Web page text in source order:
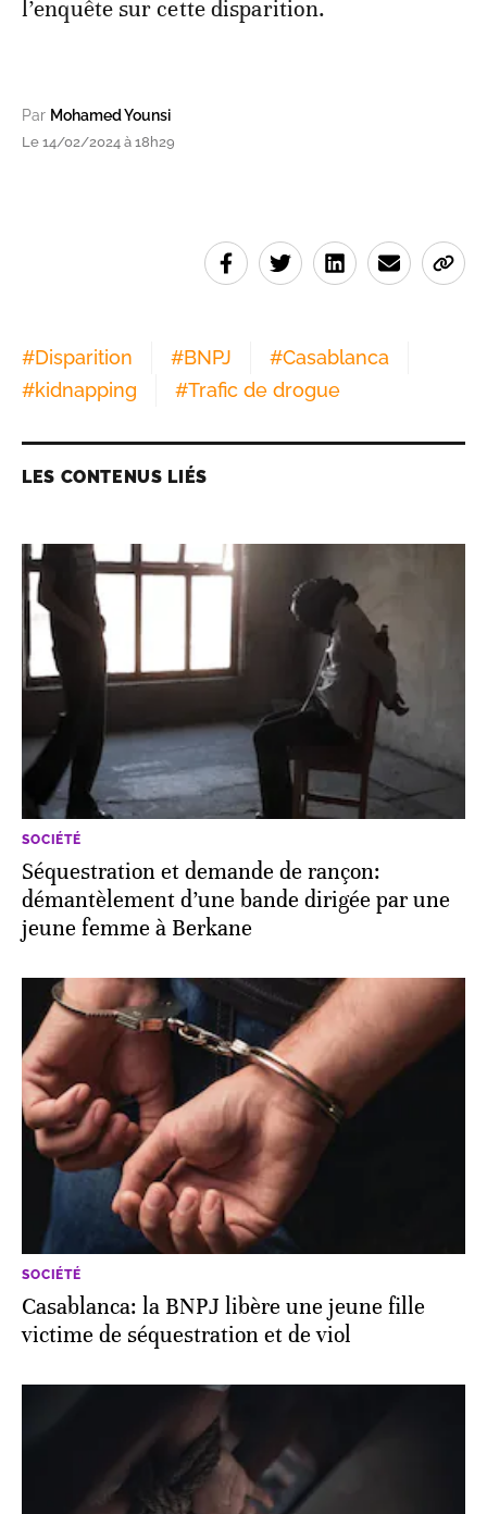
l’enquête sur cette disparition.
Par Mohamed Younsi
Le 14/02/2024 à 18h29
#Disparition #BNPJ #Casablanca
#kidnapping #Trafic de drogue
LES CONTENUS LIÉS
SOCIÉTÉ
Séquestration et demande de rançon:
démantèlement d’une bande dirigée par une
jeune femme à Berkane
SOCIÉTÉ
Casablanca: la BNPJ libère une jeune fille
victime de séquestration et de viol